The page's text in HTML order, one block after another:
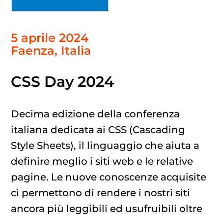
5 aprile 2024
Faenza, Italia
CSS Day 2024
Decima edizione della conferenza
italiana dedicata ai CSS (Cascading
Style Sheets), il linguaggio che aiuta a
definire meglio i siti web e le relative
pagine. Le nuove conoscenze acquisite
ci permettono di rendere i nostri siti
ancora più leggibili ed usufruibili oltre